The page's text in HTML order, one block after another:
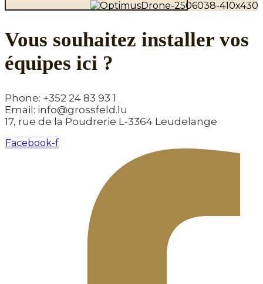
Vous souhaitez installer vos
équipes ici ?​
Phone: +352 24 83 93 1
Email: info@grossfeld.lu
17, rue de la Poudrerie L-3364 Leudelange
Facebook-f